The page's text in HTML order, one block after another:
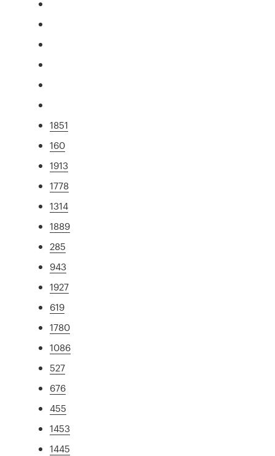
1851
160
1913
1778
1314
1889
285
943
1927
619
1780
1086
527
676
455
1453
1445